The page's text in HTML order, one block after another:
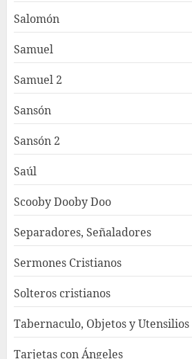
Salomón
Samuel
Samuel 2
Sansón
Sansón 2
Saúl
Scooby Dooby Doo
Separadores, Señaladores
Sermones Cristianos
Solteros cristianos
Tabernaculo, Objetos y Utensilios
Tarjetas con Ángeles